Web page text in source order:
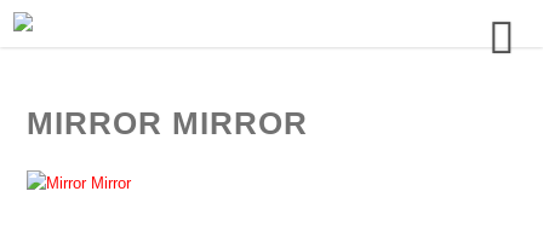
MIRROR MIRROR